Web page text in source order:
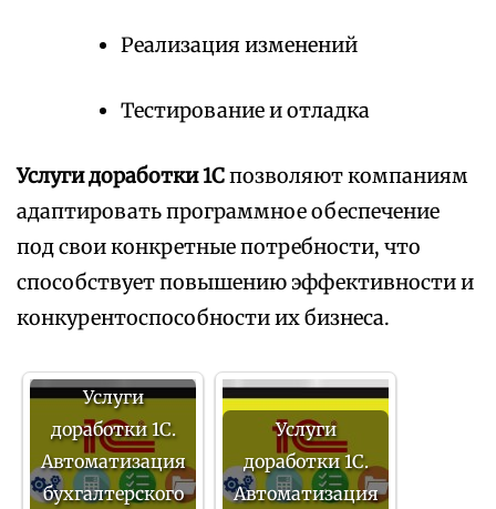
Реализация изменений
Тестирование и отладка
Услуги доработки 1Спозволяют компаниям
адаптировать программное обеспечение
под свои конкретные потребности, что
способствует повышению эффективности и
конкурентоспособности их бизнеса.
Услуги
доработки 1С.
Автоматизация
бухгалтерского
Услуги
доработки 1С.
Автоматизация